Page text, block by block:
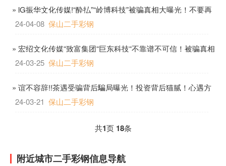
» lG振华文化传媒!“酔払”“岭博科技”被骗真相大曝光！不要再
24-04-08 保山二手彩钢
» 宏绍文化传媒“致富集团“巨东科技“不靠谱不可信！被骗真相
24-03-25 保山二手彩钢
» 谊不容辞!!茶遇受骗背后騙局曝光！投资背后猫腻！心遇方
24-03-21 保山二手彩钢
共1页 18条
附近城市二手彩钢信息导航